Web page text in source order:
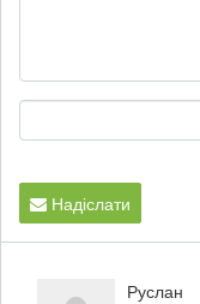
Надіслати
Руслан